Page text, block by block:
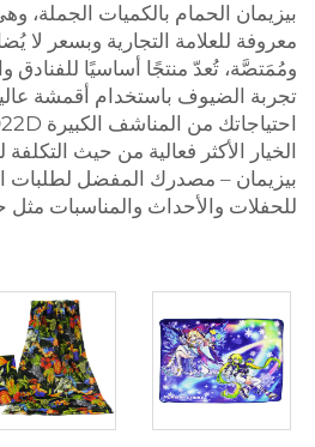
بيزيمان الحمام بالكميات الجملة،
معروفة للعلامة التجارية وبسعر
ومُمَتصَّة، تُعدّ منتجًا أساسيًا للفنادق
تجربة الضيوف باستخدام أقمشة
الخيار الأكثر فعالية من حيث
بيزيمان – مصدرك المفضل لطلبات
للحفلات والأحداث والمناسبات